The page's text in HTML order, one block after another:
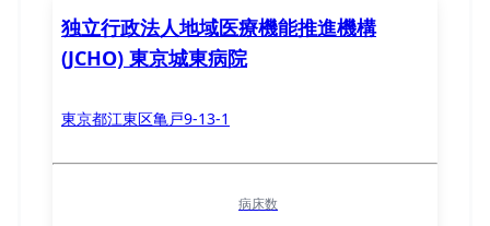
独立行政法人地域医療機能推進機構
(JCHO) 東京城東病院
東京都江東区亀戸9-13-1
病床数